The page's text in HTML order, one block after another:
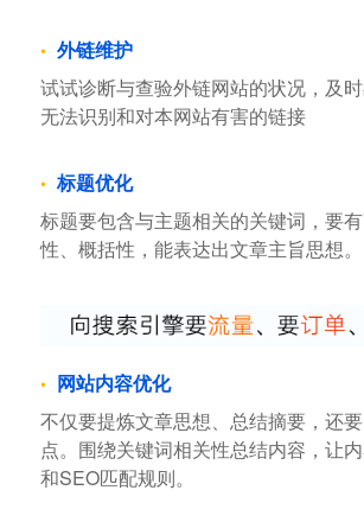
外链维护
试试诊断与查验外链网站的状况，及
无法识别和对本网站有害的链接
标题优化
标题要包含与主题相关的关键词，要
性、概括性，能表达出文章主旨思想。
网站内容优化
不仅要提炼文章思想、总结摘要，还
点。围绕关键词相关性总结内容，让
和SEO匹配规则。